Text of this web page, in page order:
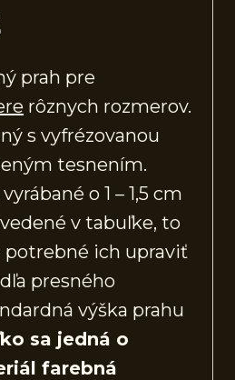
prah pre
rôznych rozmerov.
s vyfrézovanou
tesnením.
o 1 – 1,5 cm
v tabuľke, to
potrebné ich upraviť
presného
výška prahu
sa jedná o
farebná